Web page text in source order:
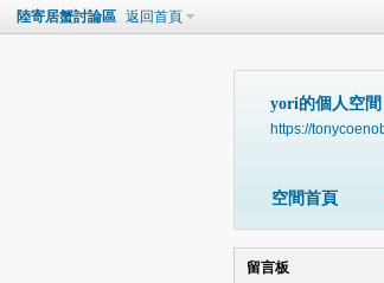
陸寄居蟹討論區 返回首頁
yori的個人空間
https://
空間首頁
留言板